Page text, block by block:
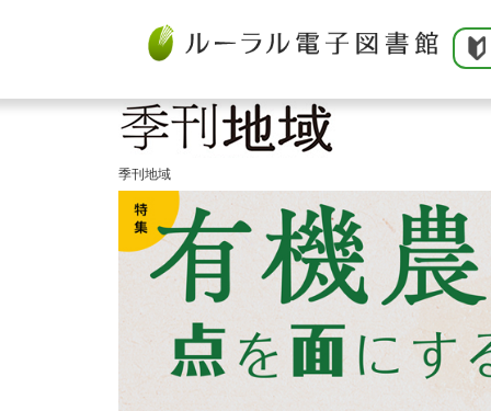
季刊地域